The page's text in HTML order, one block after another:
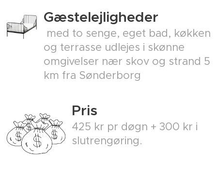
Gæstelejligheder
med to senge, eget bad, køkken
og terrasse udlejes i skønne
omgivelser nær skov og strand 5
km fra Sønderborg
Pris
425 kr pr døgn + 300 kr i
slutrengøring.